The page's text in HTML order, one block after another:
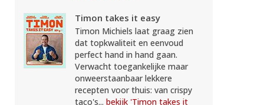
Timon takes it easy
Timon Michiels laat graag zien
dat topkwaliteit en eenvoud
perfect hand in hand gaan.
Verwacht toegankelijke maar
onweerstaanbaar lekkere
recepten voor thuis: van crispy
taco's... bekijk 'Timon takes it